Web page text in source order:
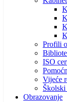
Profili
ISO
Vijeće
Obrazovanje